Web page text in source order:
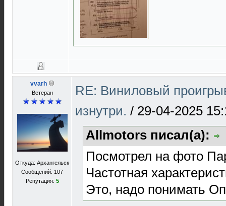
vvarh
Ветеран
Откуда: Архангельск
Сообщений: 107
Репутация: 5
RE: Виниловый
изнутри. / 29-04-2025
Allmotors писал(а):
Посмотрел на фото
Частотная
Это, надо понимать